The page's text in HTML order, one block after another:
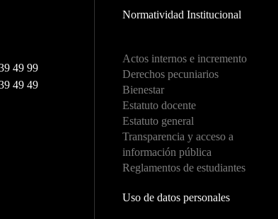
49 99
49 49
Normatividad Institucional
Actos internos e incremento
Derechos pecuniarios
Bienestar
Estatuto docente
Estatuto general
Transparencia y acceso a
información pública
Reglamentos de estudiantes
Uso de datos personales